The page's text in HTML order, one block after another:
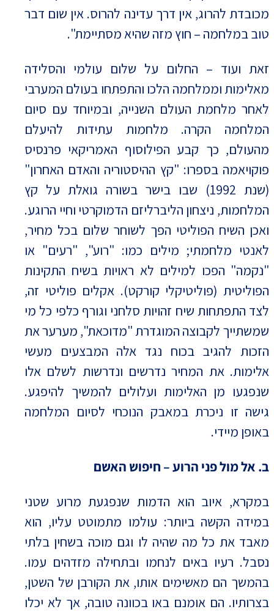
מכובדת להרוג, אין דרך עדינה להרוס. אין שום דבר
טוב במלחמה – חוץ מזה שהיא מסתיימת".
זאת ועוד – החלום על שלום עולמי והסלידה
מאלימות וממלחמה הלכו והתפתחו בעולם המערבי
לאחר מלחמת העולם השנייה, ובמיוחד עם סיום
המלחמה הקרה. מלחמות עתידות להיעלם
מהעולם, כך קבע הפילוסוף האמריקאי פרנסיס
פוקויאמה בספרו: "קץ ההיסטוריה והאדם האחרון"
(שנת 1992) שבו בישר בשורה גואלת על קץ
המלחמות, ניצחון הליברליזם הדמוקרטי וחיי הרוגע.
ואכן השיח הפוליטי הפך לשוחר שלום בכל מחיר,
לאנטי מלחמתי; מילים כמו: "רוע", "רעים" או
"נקמה" הפכו למילים לא ראויות בשיח התקינות
הפוליטית (פוליטיקלי קורקט). אקלים פוליטי זה,
לצד התפתחות שיח זהויות סלחני וגורף כלפי כל מי
שמשתייך לקבוצה המוגדרת "מדוכאת", מערער את
הזכות להגיב בכוח נגד אלה המבצעים מעשי
אלימות. את המחיר נדרשים ונדרשות לשלם אלו
שנפגעו מן האלימות ועלולים להמשיך להיפגע.
גישה זו ניכרת במאבק הנוכחי לסיום המלחמה
באופן מיידי.
ב. אל מול פני הרוע – חיפוש האשם
במקרא, איוב הוא הדמות שנפגעת מרוע שטני
במידה הקשה ביותר: עולמו מתמוטט עליו, הוא
מאבד את כל מה שהיה לו וגם מוכה בשחין בלתי
נסבל. רעיו באים לנחמו ובתחילה מזדהים עמו.
בהמשך הם מאשימים אותו, את הקורבן של השטן,
בצרותיו. הם אומנם באו בכוונה טובה, אך לא יכלו